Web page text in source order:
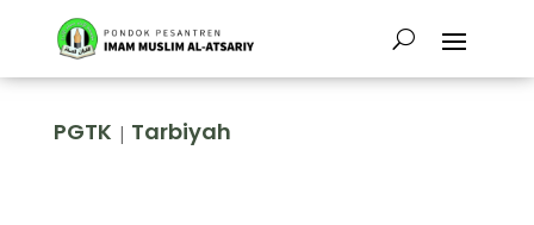
PGTK | Tarbiyah